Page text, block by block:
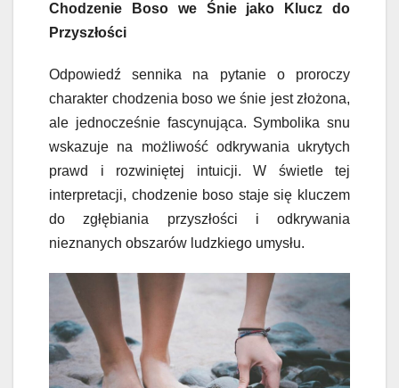
Chodzenie Boso we Śnie jako Klucz do
Przyszłości
Odpowiedź sennika na pytanie o proroczy
charakter chodzenia boso we śnie jest złożona,
ale jednocześnie fascynująca. Symbolika snu
wskazuje na możliwość odkrywania ukrytych
prawd i rozwiniętej intuicji. W świetle tej
interpretacji, chodzenie boso staje się kluczem
do zgłębiania przyszłości i odkrywania
nieznanych obszarów ludzkiego umysłu.